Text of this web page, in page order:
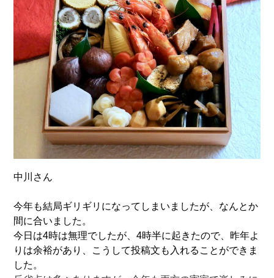
中川さん
今年も結局ギリギリになってしまいましたが、なんとか
間に合いました。
今日は4時は無理でしたが、4時半に起きたので、昨年よ
りは余裕があり、こうして投稿文も入れることができま
した。